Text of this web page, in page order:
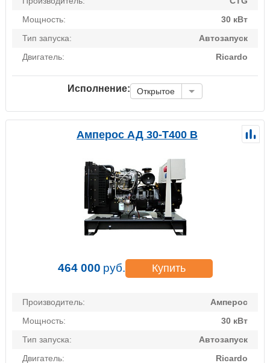
Мощность:
30 кВт
Тип запуска:
Автозапуск
Двигатель:
Ricardo
Исполнение: Открытое
Амперос АД 30-Т400 B
464 000 руб. Купить
Производитель:
Амперос
Мощность:
30 кВт
Тип запуска:
Автозапуск
Двигатель:
Ricardo